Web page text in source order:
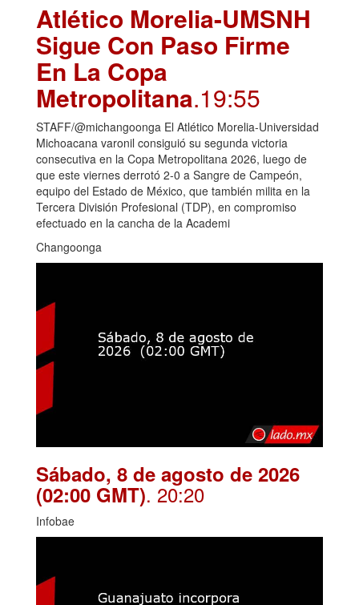
Atlético Morelia-UMSNH
Sigue Con Paso Firme
En La Copa
Metropolitana.19:55
STAFF/@michangoonga El Atlético Morelia-Universidad
Michoacana varonil consiguió su segunda victoria
consecutiva en la Copa Metropolitana 2026, luego de
que este viernes derrotó 2-0 a Sangre de Campeón,
equipo del Estado de México, que también milita en la
Tercera División Profesional (TDP), en compromiso
efectuado en la cancha de la Academi
Changoonga
Sábado, 8 de agosto de 2026
(02:00 GMT). 20:20
Infobae